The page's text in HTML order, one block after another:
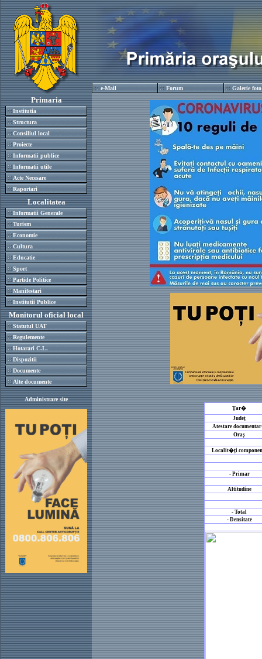
e-Mail Forum Galerie foto
Primaria
Institutia
Structura
Consiliul local
Proiecte
Informatii publice
Informatii utile
Acte Necesare
Raportari
Localitatea
Informatii Generale
Turism
Economie
Cultura
Educatie
Sport
Partide Politice
Manifestari
Institutii Publice
Monitorul oficial local
Statutul UAT
Regulemente
Hotarari C.L.
Dispozitii
Documente
Alte documente
Administrare site
Țar�
Județ
Atestare
Oraș
Localit�ți
- Primar
Altitudine
- Total
- Densitate